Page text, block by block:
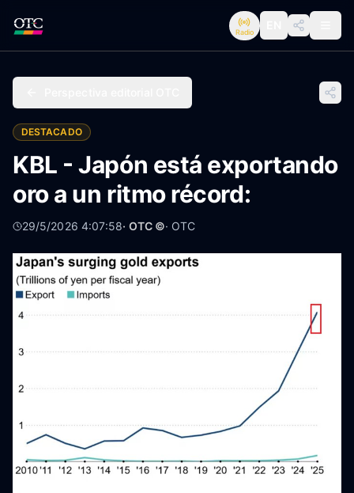
Radio
DESTACADO
KBL - Japón está exportando
oro a un ritmo récord:
29/5/2026 4:07:58· OTC ©· OTC